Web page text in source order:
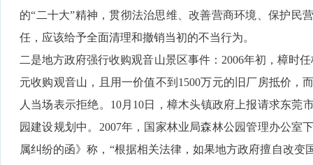
的“二十大”精神，贯彻法治思维、改善营商环境、保护民
任，应该给予全面清理和撤销当初的不当行为。
二是地方政府强行收购观音山景区事件：2006年初，樟时
元收购观音山，且用一价值不到1500万元的旧厂房抵价，
人当场表示拒绝。10月10日，樟木头镇政府上报请求东莞
园建设规划中。2007年，国家林业局森林公园管理办公室
属纠纷的函》称，“根据相关法律，如果地方政府擅自改